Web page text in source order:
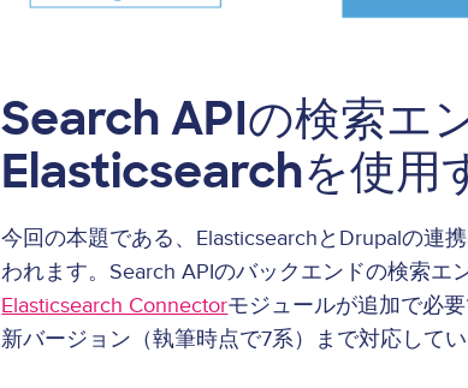
Search APIの検索エ
Elasticsearchを使用
今回の本題である、ElasticsearchとDrupalの連
われます。Search APIのバックエンドの検索エ
Elasticsearch Connectorモジュールが追加で必
新バージョン（執筆時点で7系）まで対応してい